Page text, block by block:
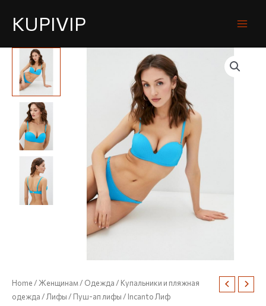
KUPIVIP
Home/Женщинам/ Одежда/ Купальники и пляжная
одежда/Лифы/ Пуш-ап лифы/ Incanto Лиф